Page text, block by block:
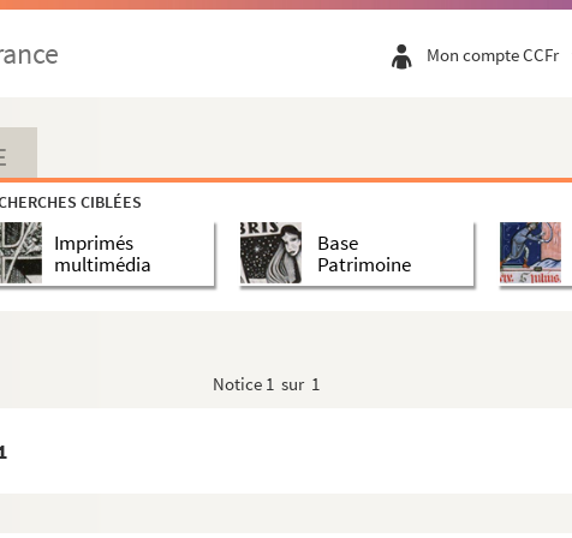
Mon compte CCFr
CIBLÉES
Imprimés
multimédia
Base
Patrimoine
Notice 1 sur 1
1944
3 actes. 1953